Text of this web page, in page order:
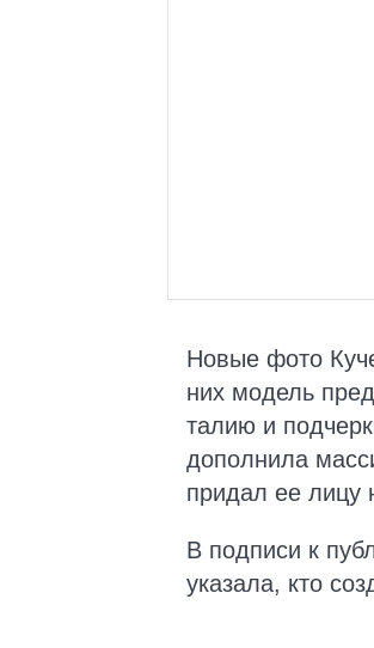
Новые фото
них модель
талию и
дополнила
придал ее лицу
В подписи к
указала, кто